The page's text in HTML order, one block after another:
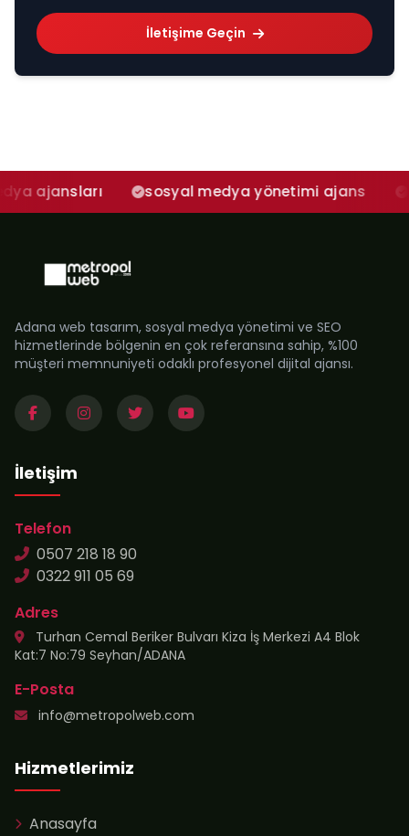
İletişime Geçin
sosyal medya yönetimi ajans adana
Adana web tasarım, sosyal medya yönetimi ve SEO
hizmetlerinde bölgenin en çok referansına sahip, %100
müşteri memnuniyeti odaklı profesyonel dijital ajansı.
İletişim
Telefon
0507 218 18 90
0322 911 05 69
Adres
Turhan Cemal Beriker Bulvarı Kiza İş Merkezi A4 Blok
Kat:7 No:79 Seyhan/ADANA
E-Posta
info@metropolweb.com
Hizmetlerimiz
Anasayfa